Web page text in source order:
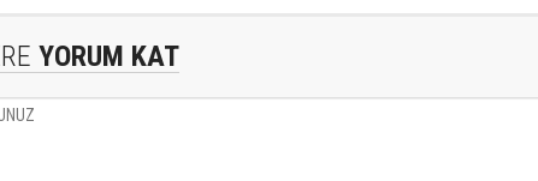
YORUM KAT